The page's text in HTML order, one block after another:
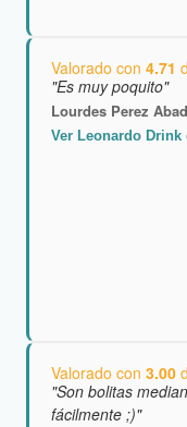
Valorado con 4.71
"Es muy poquito"
Lourdes Perez Abad
Ver Leonardo
Valorado con 3.00
"Son bolitas
fácilmente ;)"